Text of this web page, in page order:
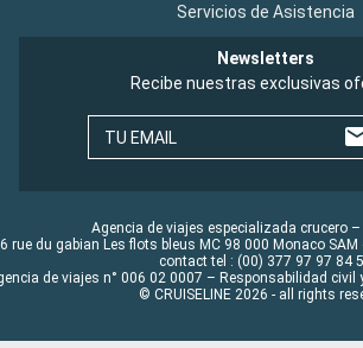
Servicios de Asistencia
Newsletters
Recibe nuestras exclusivas
TU EMAIL
Agencia de viajes especializada crucero –
rue du gabian Les flots bleus MC 98 000 Monaco
contact tel : (00) 377 97 97 84
de viajes n° 006 02 0007 – Responsabilidad civil
© CRUISELINE 2026 - all rights